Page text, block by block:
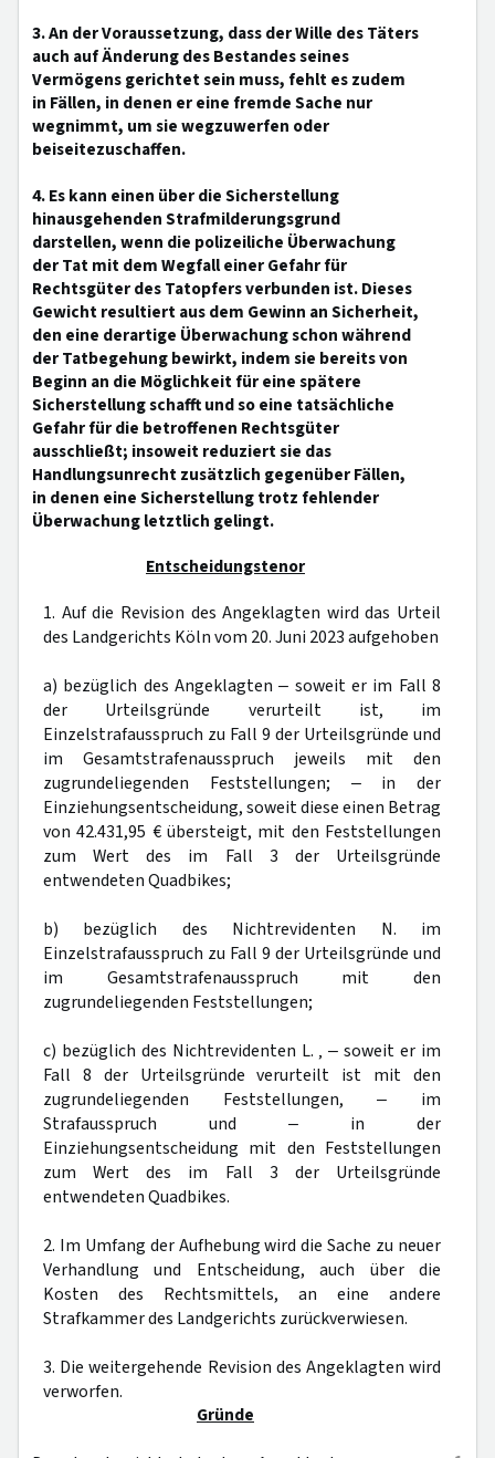
3. An der Voraussetzung, dass der Wille des Täters
auch auf Änderung des Bestandes seines
Vermögens gerichtet sein muss, fehlt es zudem
in Fällen, in denen er eine fremde Sache nur
wegnimmt, um sie wegzuwerfen oder
beiseitezuschaffen.
4. Es kann einen über die Sicherstellung
hinausgehenden Strafmilderungsgrund
darstellen, wenn die polizeiliche Überwachung
der Tat mit dem Wegfall einer Gefahr für
Rechtsgüter des Tatopfers verbunden ist. Dieses
Gewicht resultiert aus dem Gewinn an Sicherheit,
den eine derartige Überwachung schon während
der Tatbegehung bewirkt, indem sie bereits von
Beginn an die Möglichkeit für eine spätere
Sicherstellung schafft und so eine tatsächliche
Gefahr für die betroffenen Rechtsgüter
ausschließt; insoweit reduziert sie das
Handlungsunrecht zusätzlich gegenüber Fällen,
in denen eine Sicherstellung trotz fehlender
Überwachung letztlich gelingt.
Entscheidungstenor
1. Auf die Revision des Angeklagten wird das Urteil
des Landgerichts Köln vom 20. Juni 2023 aufgehoben
a) bezüglich des Angeklagten ‒ soweit er im Fall 8
der Urteilsgründe verurteilt ist, im
Einzelstrafausspruch zu Fall 9 der Urteilsgründe und
im Gesamtstrafenausspruch jeweils mit den
zugrundeliegenden Feststellungen; ‒ in der
Einziehungsentscheidung, soweit diese einen Betrag
von 42.431,95 € übersteigt, mit den Feststellungen
zum Wert des im Fall 3 der Urteilsgründe
entwendeten Quadbikes;
b) bezüglich des Nichtrevidenten N. im
Einzelstrafausspruch zu Fall 9 der Urteilsgründe und
im Gesamtstrafenausspruch mit den
zugrundeliegenden Feststellungen;
c) bezüglich des Nichtrevidenten L. ‚ ‒ soweit er im
Fall 8 der Urteilsgründe verurteilt ist mit den
zugrundeliegenden Feststellungen, ‒ im
Strafausspruch und ‒ in der
Einziehungsentscheidung mit den Feststellungen
zum Wert des im Fall 3 der Urteilsgründe
entwendeten Quadbikes.
2. Im Umfang der Aufhebung wird die Sache zu neuer
Verhandlung und Entscheidung, auch über die
Kosten des Rechtsmittels, an eine andere
Strafkammer des Landgerichts zurückverwiesen.
3. Die weitergehende Revision des Angeklagten wird
verworfen.
Gründe